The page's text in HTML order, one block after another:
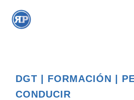
DGT FORMACIÓN
CONDUCIR